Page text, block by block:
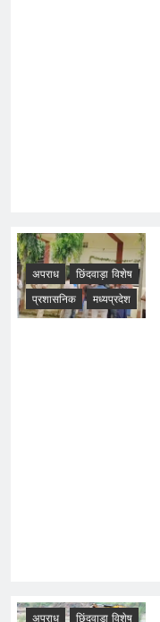
अपराध
छिंदवाड़ा विशेष
प्रशासनिक
मध्यप्रदेश
अपराध छिंदवाड़ा विशेष